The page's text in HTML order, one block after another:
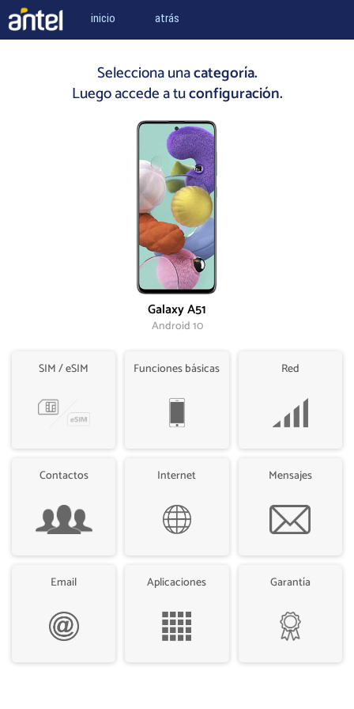
inicio atrás
Selecciona unacategoría.
Luego accede a tuconfiguración.
Galaxy A51
Android 10
SIM / eSIM Funciones básicas Red
Contactos Internet Mensajes
Email Aplicaciones Garantía